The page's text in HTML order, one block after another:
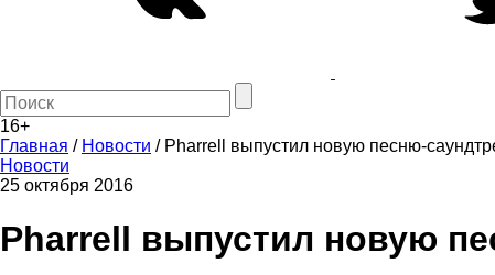
16+
Главная / Новости / Pharrell выпустил новую песню-
Новости
25 октября 2016
Pharrell выпустил новую